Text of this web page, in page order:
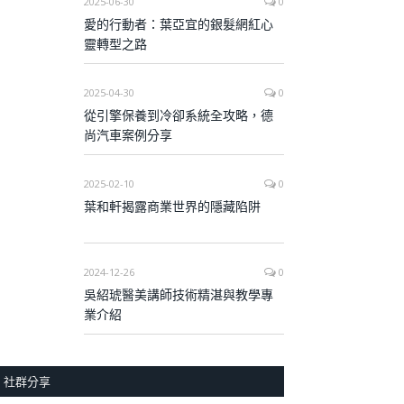
愛的行動者：葉亞宜的銀髮網紅心
靈轉型之路
2025-04-30 0
從引擎保養到冷卻系統全攻略，德
尚汽車案例分享
2025-02-10 0
葉和軒揭露商業世界的隱藏陷阱
2024-12-26 0
吳紹琥醫美講師技術精湛與教學專
業介紹
社群分享